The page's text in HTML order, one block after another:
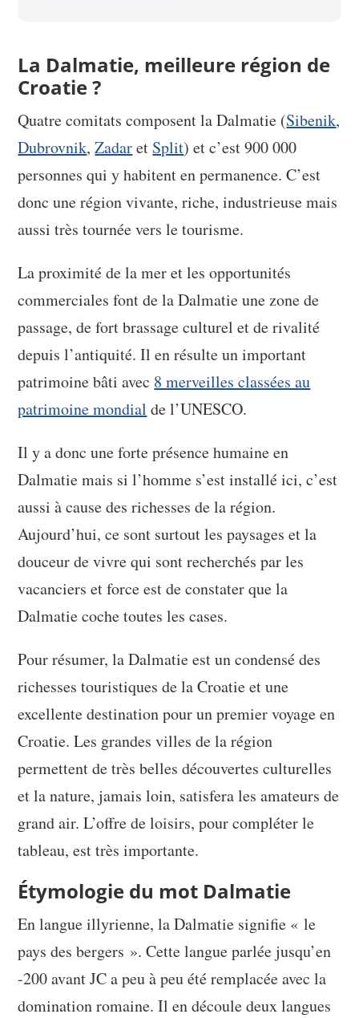
La Dalmatie, meilleure région de
Croatie ?
Quatre comitats composent la Dalmatie (Sibenik,
Dubrovnik,Zadaret Split) et c’est 900 000
personnes qui y habitent en permanence. C’est
donc une région vivante, riche, industrieuse mais
aussi très tournée vers le tourisme.
La proximité de la mer et les opportunités
commerciales font de la Dalmatie une zone de
passage, de fort brassage culturel et de rivalité
depuis l’antiquité. Il en résulte un important
patrimoine bâti avec 8 merveilles classées au
patrimoine mondial de l’UNESCO.
Il y a donc une forte présence humaine en
Dalmatie mais si l’homme s’est installé ici, c’est
aussi à cause des richesses de la région.
Aujourd’hui, ce sont surtout les paysages et la
douceur de vivre qui sont recherchés par les
vacanciers et force est de constater que la
Dalmatie coche toutes les cases.
Pour résumer, la Dalmatie est un condensé des
richesses touristiques de la Croatie et une
excellente destination pour un premier voyage en
Croatie. Les grandes villes de la région
permettent de très belles découvertes culturelles
et la nature, jamais loin, satisfera les amateurs de
grand air. L’offre de loisirs, pour compléter le
tableau, est très importante.
Étymologie du mot Dalmatie
En langue illyrienne, la Dalmatie signifie « le
pays des bergers ». Cette langue parlée jusqu’en
-200 avant JC a peu à peu été remplacée avec la
domination romaine. Il en découle deux langues